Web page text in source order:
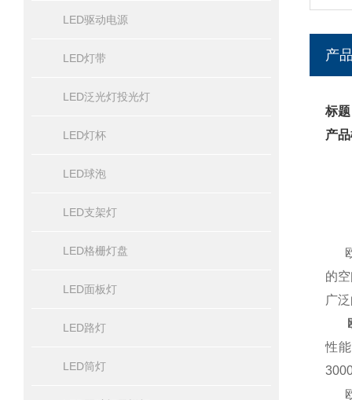
LED驱动电源
LED灯带
LED泛光灯投光灯
LED灯杯
LED球泡
LED支架灯
LED格栅灯盘
LED面板灯
LED路灯
LED筒灯
产
标
产
欧
的
广
性
欧